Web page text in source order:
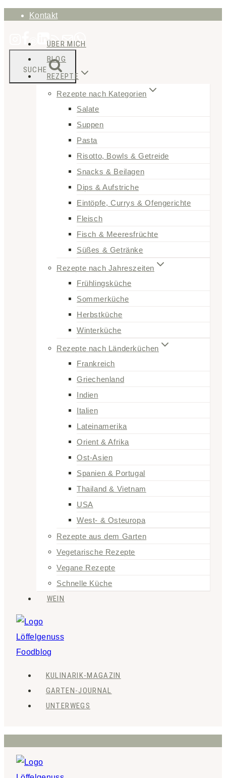
springen
Kontakt
SUCHE
ÜBER MICH
BLOG
REZEPTE
Rezepte nach Kategorien
Salate
Suppen
Pasta
Risotto, Bowls & Getreide
Snacks & Beilagen
Dips & Aufstriche
Eintöpfe, Currys & Ofengerichte
Fleisch
Fisch & Meeresfrüchte
Süßes & Getränke
Rezepte nach Jahreszeiten
Frühlingsküche
Sommerküche
Herbstküche
Winterküche
Rezepte nach Länderküchen
Frankreich
Griechenland
Indien
Italien
Lateinamerika
Orient & Afrika
Ost-Asien
Spanien & Portugal
Thailand & Vietnam
USA
West- & Osteuropa
Rezepte aus dem Garten
Vegetarische Rezepte
Vegane Rezepte
Schnelle Küche
WEIN
KULINARIK-MAGAZIN
GARTEN-JOURNAL
UNTERWEGS